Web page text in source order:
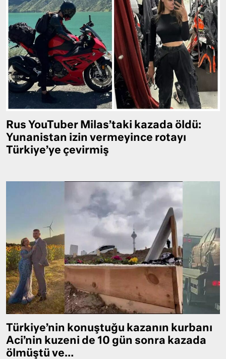
Rus YouTuber Milas’taki kazada öldü:
Yunanistan izin vermeyince rotayı
Türkiye’ye çevirmiş
Türkiye’nin konuştuğu kazanın kurbanı
Aci’nin kuzeni de 10 gün sonra kazada
ölmüştü ve…